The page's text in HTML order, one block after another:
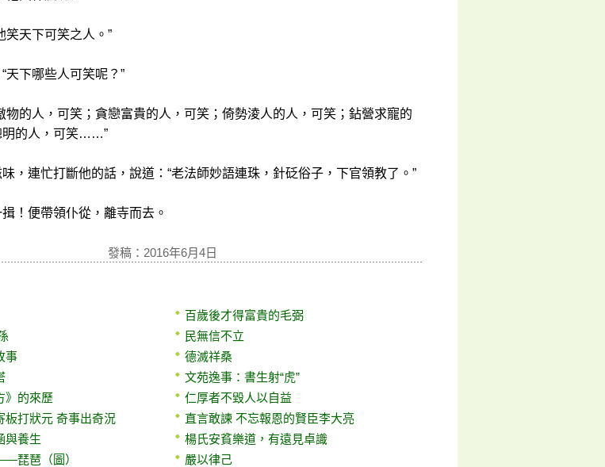
笑天下可笑之人。”
天下哪些人可笑呢？”
物的人，可笑；貪戀富貴的人，可笑；倚勢淩人的人，可笑；鉆營求寵的
明的人，可笑……”
，連忙打斷他的話，說道：“老法師妙語連珠，針砭俗子，下官領教了。”
！便帶領仆從，離寺而去。
發稿：2016年6月4日
事
》的來歷
板打狀元 奇事出奇況
與養生
琵琶（圖）
百歲後才得富貴的毛弼
民無信不立
德滅祥桑
文苑逸事：書生射“虎”
仁厚者不毀人以自益
直言敢諫 不忘報恩的賢臣李大亮
楊氏安貧樂道，有遠見卓識
嚴以律己